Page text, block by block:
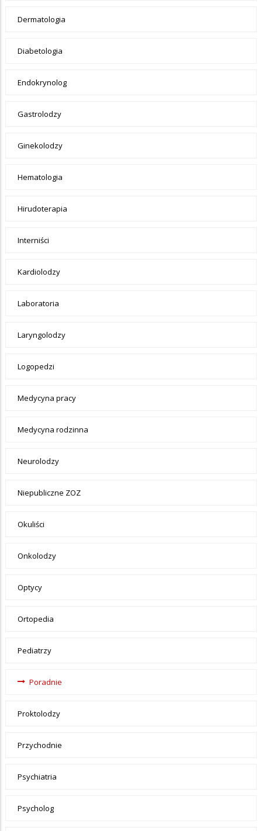
Dermatologia
Diabetologia
Endokrynolog
Gastrolodzy
Ginekolodzy
Hematologia
Hirudoterapia
Interniści
Kardiolodzy
Laboratoria
Laryngolodzy
Logopedzi
Medycyna pracy
Medycyna rodzinna
Neurolodzy
Niepubliczne ZOZ
Okuliści
Onkolodzy
Optycy
Ortopedia
Pediatrzy
Poradnie
Proktolodzy
Przychodnie
Psychiatria
Psycholog